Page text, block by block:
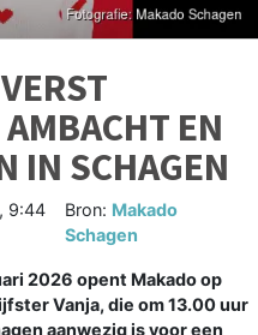
EN
IN SCHAGEN
9:44
Bron: Makado
Schagen
2026 opent Makado op
Vanja, die om 13.00 uur
aanwezig is voor een